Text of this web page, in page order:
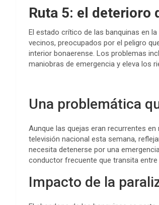
Ruta 5: el deterioro
El estado crítico de las banquinas en
vecinos, preocupados por el peligro
interior bonaerense. Los problemas
maniobras de emergencia y eleva los
Una problemática
Aunque las quejas eran recurrentes
televisión nacional esta semana,
necesita detenerse por una
conductor frecuente que transita entre
Impacto de la